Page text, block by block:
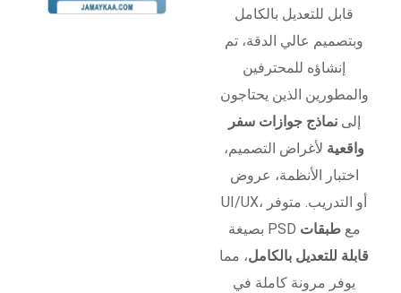
قابل للتعديل بالكامل
وبتصميم عالي الدقة، تم
إنشاؤه للمحترفين
والمطورين الذين يحتاجون
إلىنماذج جوازات سفر
واقعية لأغراض التصميم،
اختبار الأنظمة، عروض
UI/UX، أو التدريب. متوفر
بصيغة PSD معطبقات
قابلة للتعديل بالكامل، مما
يوفر مرونة كاملة في